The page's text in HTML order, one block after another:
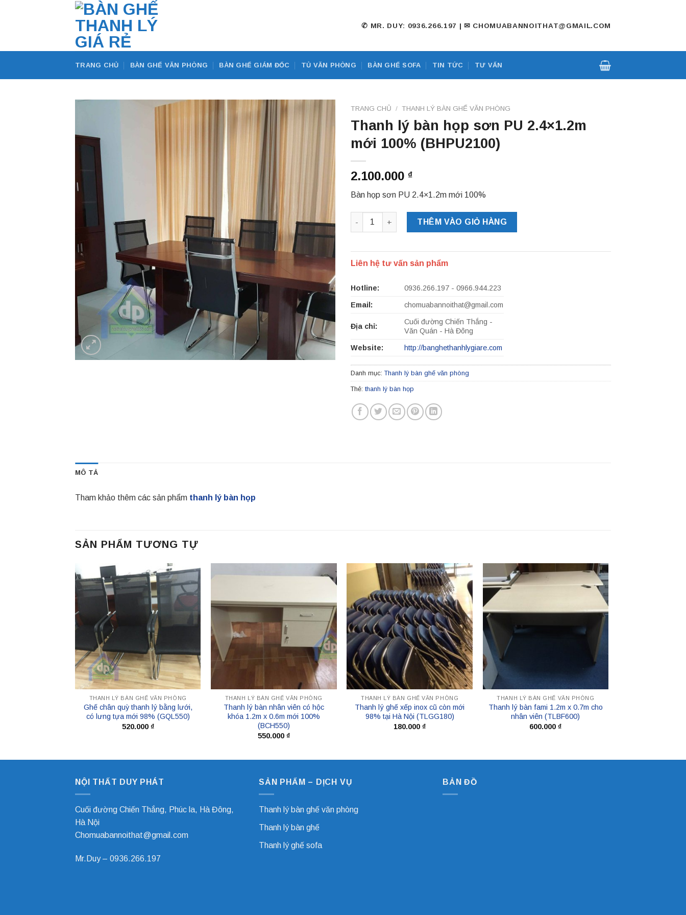
✆ MR. DUY: 0936.266.197 | ✉ CHOMUABANNOITHAT@GMAIL.COM
TRANG CHỦ BÀN GHẾ VĂN PHÒNG BÀN GHẾ GIÁM ĐỐC TỦ VĂN PHÒNG BÀN GHẾ SOFA TIN TỨC TƯ VẤN
TRANG CHỦ / THANH LÝ BÀN GHẾ VĂN PHÒNG
Thanh lý bàn họp sơn PU 2.4×1.2m
mới 100% (BHPU2100)
2.100.000 ₫
Bàn họp sơn PU 2.4×1.2m mới 100%
Thanh lý bàn họp sơn PU 2.4x1.2m mới 100% (BHPU2100) số lượng
THÊM VÀO GIỎ HÀNG
Liên hệ tư vấn sản phẩm
Hotline: 0936.266.197 - 0966.944.223
Email: chomuabannoithat@gmail.com
Địa chỉ:
Cuối đường Chiến Thắng -
Văn Quán - Hà Đông
Website: http://banghethanhlygiare.com
Danh mục:Thanh lý bàn ghế văn phòng
Thẻ: thanh lý bàn họp
MÔ TẢ
Tham khảo thêm các sản phẩm thanh lý bàn họp
SẢN PHẨM TƯƠNG TỰ
THANH LÝ BÀN GHẾ VĂN PHÒNG
Ghế chân quỳ thanh lý bằng lưới,
có lưng tựa mới 98% (GQL550)
520.000 ₫
THANH LÝ BÀN GHẾ VĂN PHÒNG
Thanh lý bàn nhân viên có hộc
khóa 1.2m x 0.6m mới 100%
(BCH550)
550.000 ₫
THANH LÝ BÀN GHẾ VĂN PHÒNG
Thanh lý ghế xếp inox cũ còn mới
98% tại Hà Nội (TLGG180)
180.000 ₫
THANH LÝ BÀN GHẾ VĂN PHÒNG
Thanh lý bàn fami 1.2m x 0.7m cho
nhân viên (TLBF600)
600.000 ₫
NỘI THẤT DUY PHÁT
Cuối đường Chiến Thắng, Phúc la, Hà Đông,
Hà Nội
Chomuabannoithat@gmail.com
Mr.Duy – 0936.266.197
SẢN PHẨM – DỊCH VỤ
Thanh lý bàn ghế văn phòng
Thanh lý bàn ghế
Thanh lý ghế sofa
BẢN ĐỒ